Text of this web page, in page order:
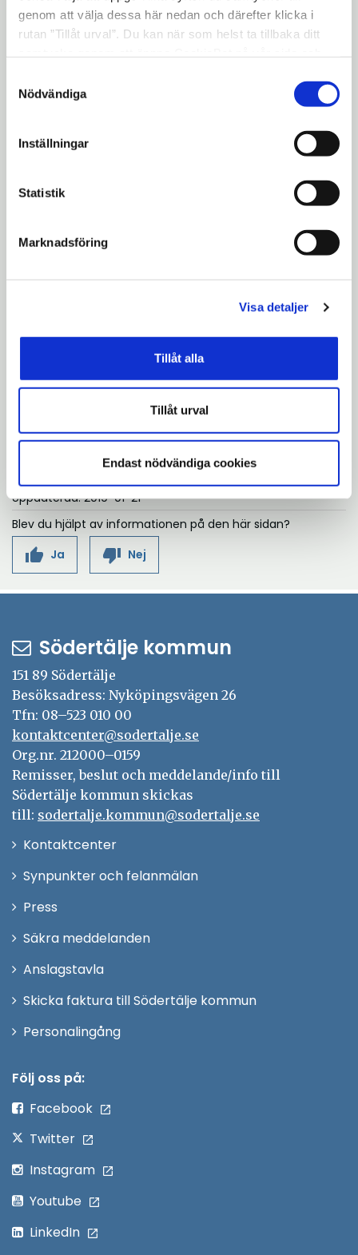
genom att välja dessa här nedan och därefter klicka i
rutan ”Tillåt urval”. Du kan när som helst ta tillbaka ditt
"Visa detaljer" kan du läsa om hur kakorna används och
hur vi och våra leverantörer inhämtar och behandlar
Nödvändiga
Inställningar
Statistik
Marknadsföring
Visa detaljer
Tillåt alla
Tillåt urval
Endast nödvändiga cookies
18. Ansökan om bygglov för tillbyggnad och
19. Ansökan om bygglov för tillbyggnad av
20. Påföljdsärende
21. Påföljdsärende
industri (Gjuteri, Scania) på fastigheten
24.- 28. Informations- och
anmälningsärenden
Föredragningslista
2019-01-29 kallelse.pdf
Uppdaterad: 2019-01-21
Blev du hjälpt av informationen på den här sidan?
thumb_up Ja thumb_down Nej
Södertälje kommun
151 89 Södertälje
Besöksadress: Nyköpingsvägen 26
Tfn: 08–523 010 00
kontaktcenter@sodertalje.se
Org.nr. 212000–0159
Remisser, beslut och meddelande/info till
Södertälje kommun skickas
till: sodertalje.kommun@sodertalje.se
KontaktcenterÖppna
Synpunkter och felanmälan
Press
fönster
Säkra meddelanden
Anslagstavla
Skicka faktura till Södertälje kommun
PersonalingångÖppna
Följ oss på:
Facebook
Twitter
Instagram
Youtube
LinkedIn